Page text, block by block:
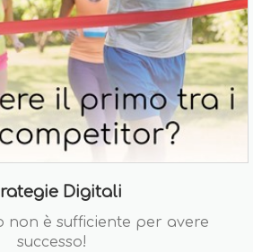
Digitali
non è sufficiente per avere
successo!